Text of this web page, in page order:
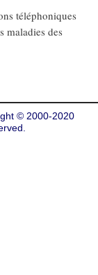
téléphoniques
maladies des
© 2000-2020